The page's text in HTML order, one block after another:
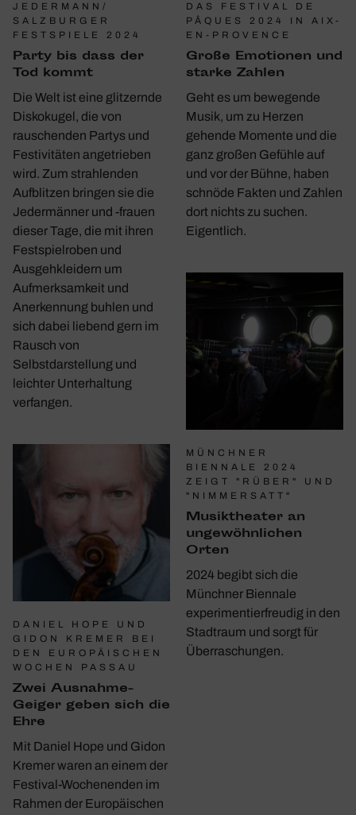
JEDERMANN/
SALZBURGER
FESTSPIELE 2024
Party bis dass der
Tod kommt
Die Welt ist eine glitzernde
Diskokugel, die von
rauschenden Partys und
Festivitäten angetrieben
wird. Zum strahlenden
Aufblitzen bringen sie die
Jedermänner und -frauen
dieser Tage, die mit ihren
Festspielroben und
Ausgehkleidern um
Aufmerksamkeit und
Anerkennung buhlen und
sich dabei liebend gern im
Rausch von
Selbstdarstellung und
leichter Unterhaltung
verfangen.
DANIEL HOPE UND
GIDON KREMER BEI
DEN EUROPÄISCHEN
WOCHEN PASSAU
Zwei Ausnahme-
Geiger geben sich die
Ehre
Mit Daniel Hope und Gidon
Kremer waren an einem der
Festival-Wochenenden im
Rahmen der Europäischen
DAS FESTIVAL DE
PÂQUES 2024 IN AIX-
EN-PROVENCE
Große Emotionen und
starke Zahlen
Geht es um bewegende
Musik, um zu Herzen
gehende Momente und die
ganz großen Gefühle auf
und vor der Bühne, haben
schnöde Fakten und Zahlen
dort nichts zu suchen.
Eigentlich.
MÜNCHNER
BIENNALE 2024
ZEIGT "RÜBER" UND
"NIMMERSATT"
Musik­theater an
unge­wöhn­li­chen
Orten
2024 begibt sich die
Münchner Biennale
experimentierfreudig in den
Stadtraum und sorgt für
Überraschungen.